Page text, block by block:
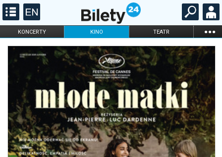
KONCERTY KINO TEATR ...
FILHARMONIA OPERA I BALET
STAND-UP
DLA DZIECI
ONLINE KARNETY